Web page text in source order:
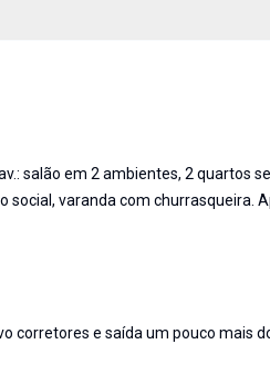
salão em 2 ambientes, 2 quartos
social, varanda com churrasqueira.
corretores e saída um pouco mais